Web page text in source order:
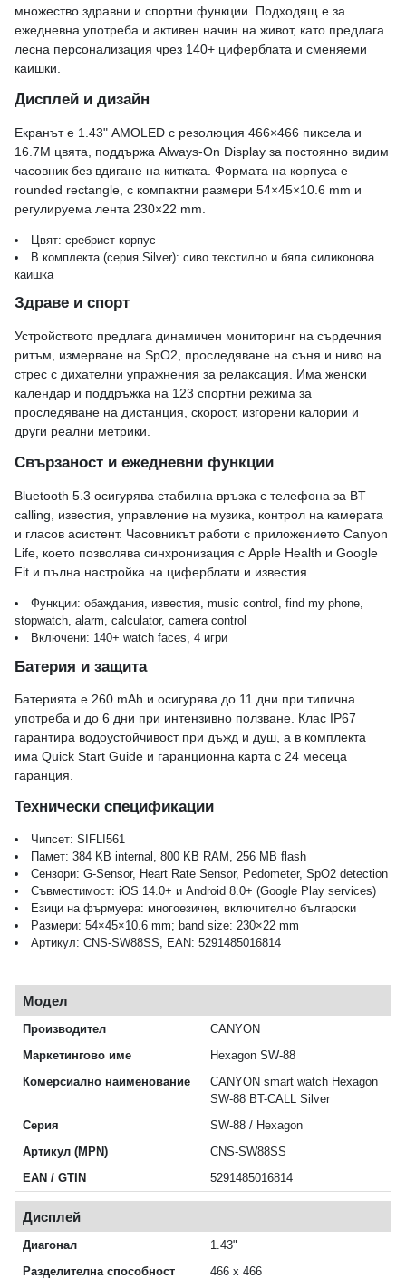
множество здравни и спортни функции. Подходящ е за
ежедневна употреба и активен начин на живот, като предлага
лесна персонализация чрез 140+ циферблата и сменяеми
каишки.
Дисплей и дизайн
Екранът е 1.43" AMOLED с резолюция 466×466 пиксела и
16.7M цвята, поддържа Always-On Display за постоянно видим
часовник без вдигане на китката. Формата на корпуса е
rounded rectangle, с компактни размери 54×45×10.6 mm и
регулируема лента 230×22 mm.
Цвят: сребрист корпус
В комплекта (серия Silver): сиво текстилно и бяла силиконова
каишка
Здраве и спорт
Устройството предлага динамичен мониторинг на сърдечния
ритъм, измерване на SpO2, проследяване на съня и ниво на
стрес с дихателни упражнения за релаксация. Има женски
календар и поддръжка на 123 спортни режима за
проследяване на дистанция, скорост, изгорени калории и
други реални метрики.
Свързаност и ежедневни функции
Bluetooth 5.3 осигурява стабилна връзка с телефона за BT
calling, известия, управление на музика, контрол на камерата
и гласов асистент. Часовникът работи с приложението Canyon
Life, което позволява синхронизация с Apple Health и Google
Fit и пълна настройка на циферблати и известия.
Функции: обаждания, известия, music control, find my phone,
stopwatch, alarm, calculator, camera control
Включени: 140+ watch faces, 4 игри
Батерия и защита
Батерията е 260 mAh и осигурява до 11 дни при типична
употреба и до 6 дни при интензивно ползване. Клас IP67
гарантира водоустойчивост при дъжд и душ, а в комплекта
има Quick Start Guide и гаранционна карта с 24 месеца
гаранция.
Технически спецификации
Чипсет: SIFLI561
Памет: 384 KB internal, 800 KB RAM, 256 MB flash
Сензори: G-Sensor, Heart Rate Sensor, Pedometer, SpO2 detection
Съвместимост: iOS 14.0+ и Android 8.0+ (Google Play services)
Езици на фърмуера: многоезичен, включително български
Размери: 54×45×10.6 mm; band size: 230×22 mm
Артикул: CNS-SW88SS, EAN: 5291485016814
Модел
Производител
CANYON
Маркетингово име
Hexagon SW-88
Комерсиално наименование
CANYON smart watch Hexagon
SW-88 BT-CALL Silver
Серия
SW-88 / Hexagon
Артикул (MPN)
CNS-SW88SS
EAN / GTIN
5291485016814
Дисплей
Диагонал
1.43"
Разделителна способност
466 x 466